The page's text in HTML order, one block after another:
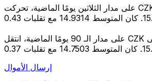
على مدار الثلاثين يومًا الماضية، تحركت CZK إلى HUF بين
على مدار الـ 90 يومًا الماضية، انتقل CZK إلى HUF بين
إرسال الأموال